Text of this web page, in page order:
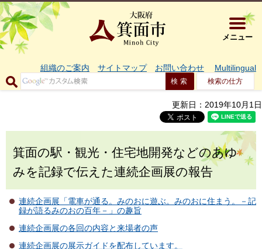
大阪府箕
メニュー
組織のご案内 サイトマップ お問い合わせ Multilingual
検索の仕方
更新日：2019年10月1日
箕面の駅・観光・住宅地開発などのあゆ
みを記録で伝えた連続企画展の報告
連続企画展「電車が通る。みのおに遊ぶ。みのおに住まう。－記
録が語るみのおの百年－」の趣旨
連続企画展の各回の内容と来場者の声
連続企画展の展示ガイドを配布しています。